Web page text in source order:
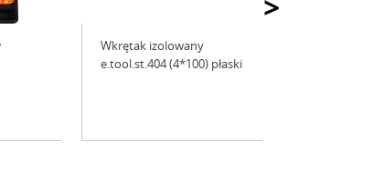
>
Wkrętak izolowany
e.tool.st.404 (4*100) płaski